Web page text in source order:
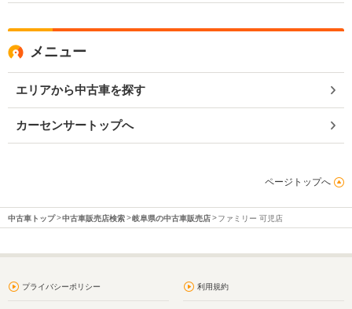
メニュー
エリアから中古車を探す
カーセンサートップへ
ページトップへ
中古車トップ 中古車販売店検索 岐阜県の中古車販売店 ファミリー 可児店
プライバシーポリシー 利用規約